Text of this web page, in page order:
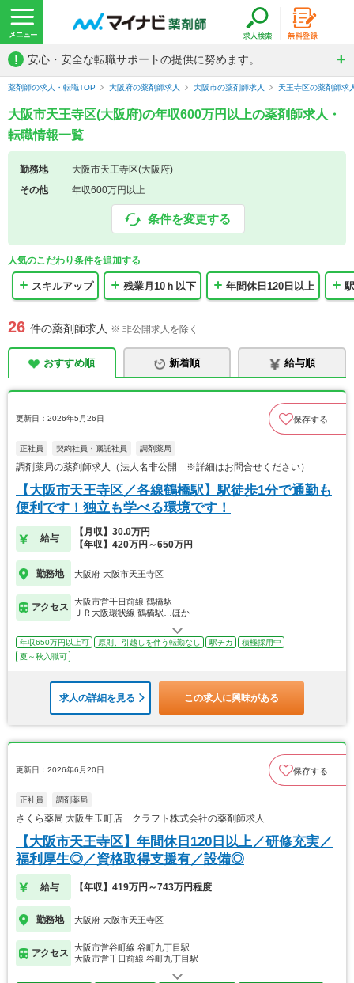
! 安心・安全な転職サポートの提供に努めます。
薬剤師の求人・転職TOP 大阪府の薬剤師求人 大阪市の薬剤師求人 天王寺区の薬剤師求
大阪市天王寺区(大阪府)の年収600万円以上の薬剤師求人・
転職情報一覧
勤務地
大阪市天王寺区(大阪府)
その他
年収600万円以上
条件を変更する
人気のこだわり条件を追加する
スキルアップ 残業月10ｈ以下 年間休日120日以上
26 件の薬剤師求人 ※ 非公開求人を除く
おすすめ順 新着順 給与順
更新日：2026年5月26日 保存する
正社員 契約社員・嘱託社員 調剤薬局
調剤薬局の薬剤師求人（法人名非公開 ※詳細はお問合せください）
【大阪市天王寺区／各線鶴橋駅】駅徒歩1分で通勤も
便利です！独立も学べる環境です！
給与
【月収】30.0万円
【年収】420万円～650万円
勤務地 大阪府 大阪市天王寺区
アクセス
大阪市営千日前線 鶴橋駅
ＪＲ大阪環状線 鶴橋駅…ほか
年収650万円以上可 原則、引越しを伴う転勤なし 駅チカ
積極採用中
夏～秋入職可
求人の詳細を見る この求人に興味がある
更新日：2026年6月20日 保存する
正社員 調剤薬局
さくら薬局 大阪生玉町店 クラフト株式会社の薬剤師求人
【大阪市天王寺区】年間休日120日以上／研修充実／
福利厚生◎／資格取得支援有／設備◎
給与 【年収】419万円～743万円程度
勤務地 大阪府 大阪市天王寺区
アクセス
大阪市営谷町線 谷町九丁目駅
大阪市営千日前線 谷町九丁目駅